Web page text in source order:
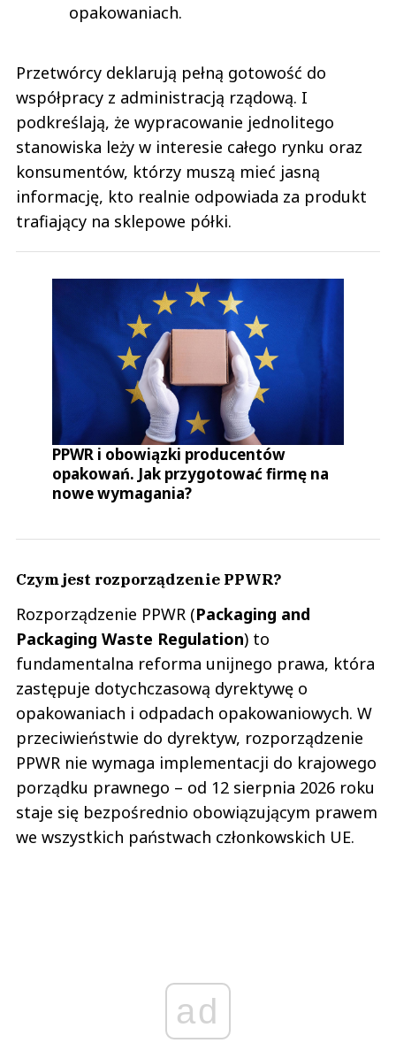
opakowaniach.
Przetwórcy deklarują pełną gotowość do
współpracy z administracją rządową. I
podkreślają, że wypracowanie jednolitego
stanowiska leży w interesie całego rynku oraz
konsumentów, którzy muszą mieć jasną
informację, kto realnie odpowiada za produkt
trafiający na sklepowe półki.
PPWR i obowiązki producentów
opakowań. Jak przygotować firmę na
nowe wymagania?
Czym jest rozporządzenie PPWR?
Rozporządzenie PPWR (Packaging and
Packaging Waste Regulation) to
fundamentalna reforma unijnego prawa, która
zastępuje dotychczasową dyrektywę o
opakowaniach i odpadach opakowaniowych. W
przeciwieństwie do dyrektyw, rozporządzenie
PPWR nie wymaga implementacji do krajowego
porządku prawnego – od 12 sierpnia 2026 roku
staje się bezpośrednio obowiązującym prawem
we wszystkich państwach członkowskich UE.
ad